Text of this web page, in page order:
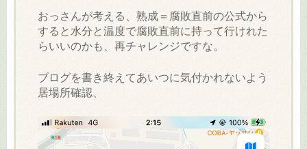
おっさんが考える、熟成＝腐敗直前の公式から
すると水分と温度で腐敗直前に持って行けれた
らいいのかも、再チャレンジですな。
ブログを書き終えてあいつに気付かれないよう
居場所確認、